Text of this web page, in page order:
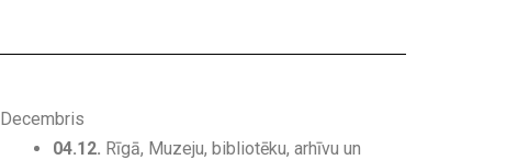
Decembris
04.12. Rīgā, Muzeju, bibliotēku, arhīvu un